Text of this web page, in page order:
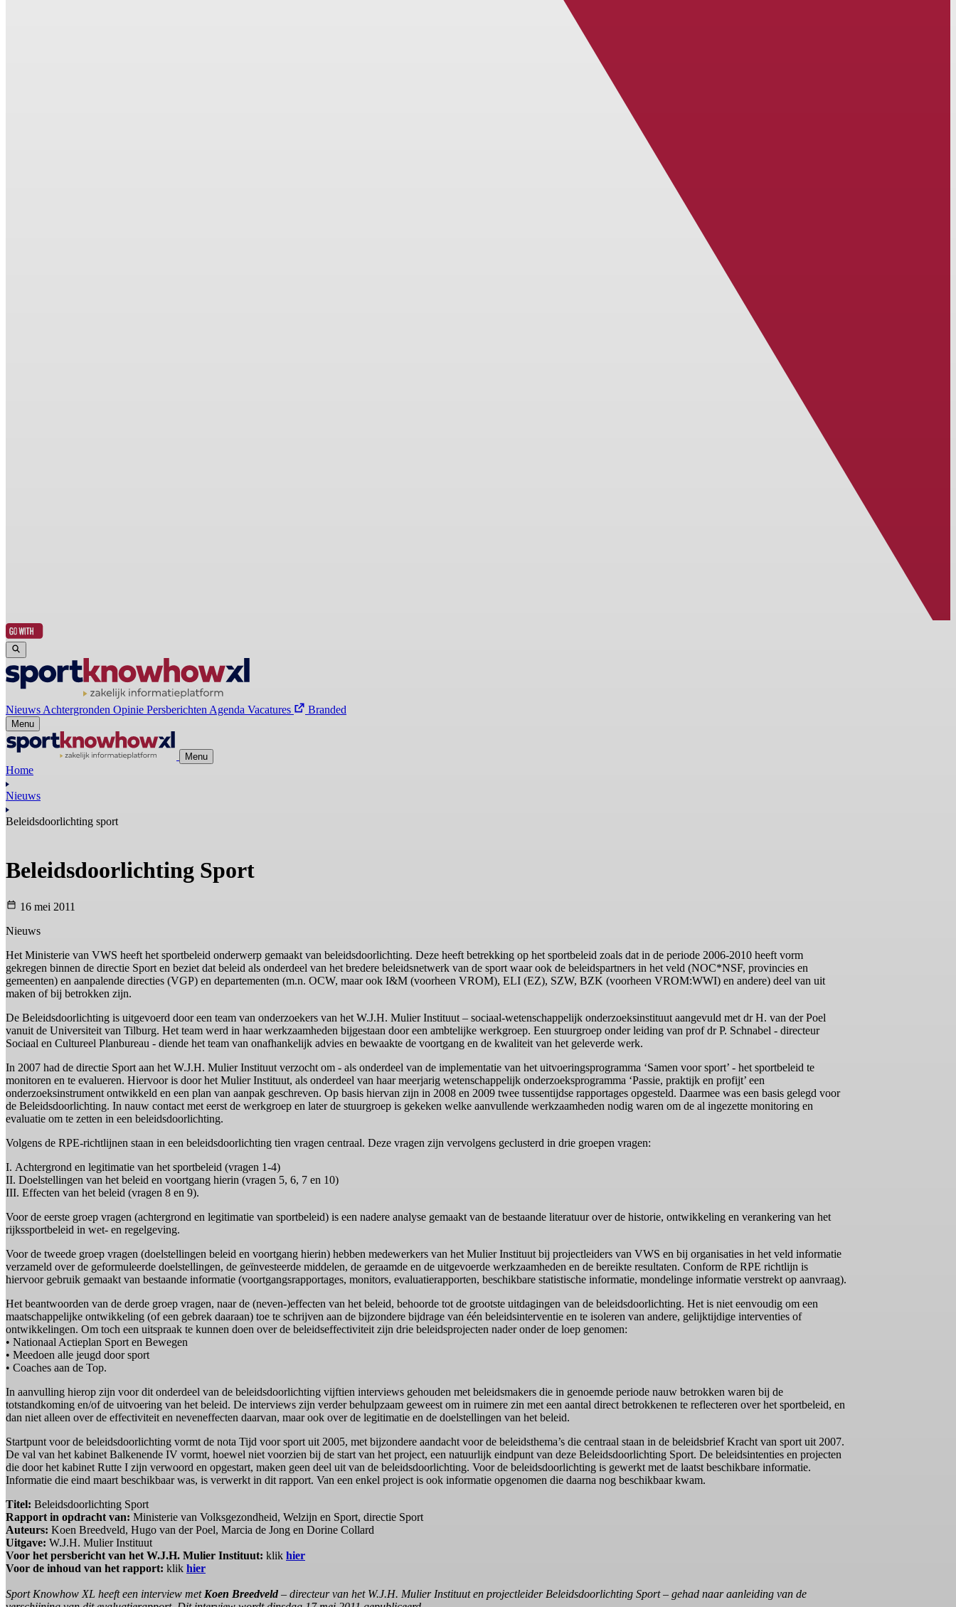
Nieuws Achtergronden Opinie Persberichten Agenda Vacatures Branded
Menu
Menu
Home
Nieuws
Beleidsdoorlichting sport
Beleidsdoorlichting Sport
16 mei 2011
Nieuws
Het Ministerie van VWS heeft het sportbeleid onderwerp gemaakt van beleidsdoorlichting. Deze heeft betrekking op het sportbeleid zoals dat in de periode 2006-2010 heeft vorm
gekregen binnen de directie Sport en beziet dat beleid als onderdeel van het bredere beleidsnetwerk van de sport waar ook de beleidspartners in het veld (NOC*NSF, provincies en
gemeenten) en aanpalende directies (VGP) en departementen (m.n. OCW, maar ook I&M (voorheen VROM), ELI (EZ), SZW, BZK (voorheen VROM:WWI) en andere) deel van uit
maken of bij betrokken zijn.
De Beleidsdoorlichting is uitgevoerd door een team van onderzoekers van het W.J.H. Mulier Instituut – sociaal-wetenschappelijk onderzoeksinstituut aangevuld met dr H. van der Poel
vanuit de Universiteit van Tilburg. Het team werd in haar werkzaamheden bijgestaan door een ambtelijke werkgroep. Een stuurgroep onder leiding van prof dr P. Schnabel - directeur
Sociaal en Cultureel Planbureau - diende het team van onafhankelijk advies en bewaakte de voortgang en de kwaliteit van het geleverde werk.
In 2007 had de directie Sport aan het W.J.H. Mulier Instituut verzocht om - als onderdeel van de implementatie van het uitvoeringsprogramma ‘Samen voor sport’ - het sportbeleid te
monitoren en te evalueren. Hiervoor is door het Mulier Instituut, als onderdeel van haar meerjarig wetenschappelijk onderzoeksprogramma ‘Passie, praktijk en profijt’ een
onderzoeksinstrument ontwikkeld en een plan van aanpak geschreven. Op basis hiervan zijn in 2008 en 2009 twee tussentijdse rapportages opgesteld. Daarmee was een basis gelegd voor
de Beleidsdoorlichting. In nauw contact met eerst de werkgroep en later de stuurgroep is gekeken welke aanvullende werkzaamheden nodig waren om de al ingezette monitoring en
evaluatie om te zetten in een beleidsdoorlichting.
Volgens de RPE-richtlijnen staan in een beleidsdoorlichting tien vragen centraal. Deze vragen zijn vervolgens geclusterd in drie groepen vragen:
I. Achtergrond en legitimatie van het sportbeleid (vragen 1-4)
II. Doelstellingen van het beleid en voortgang hierin (vragen 5, 6, 7 en 10)
III. Effecten van het beleid (vragen 8 en 9).
Voor de eerste groep vragen (achtergrond en legitimatie van sportbeleid) is een nadere analyse gemaakt van de bestaande literatuur over de historie, ontwikkeling en verankering van het
rijkssportbeleid in wet- en regelgeving.
Voor de tweede groep vragen (doelstellingen beleid en voortgang hierin) hebben medewerkers van het Mulier Instituut bij projectleiders van VWS en bij organisaties in het veld informatie
verzameld over de geformuleerde doelstellingen, de geïnvesteerde middelen, de geraamde en de uitgevoerde werkzaamheden en de bereikte resultaten. Conform de RPE richtlijn is
hiervoor gebruik gemaakt van bestaande informatie (voortgangsrapportages, monitors, evaluatierapporten, beschikbare statistische informatie, mondelinge informatie verstrekt op aanvraag).
Het beantwoorden van de derde groep vragen, naar de (neven-)effecten van het beleid, behoorde tot de grootste uitdagingen van de beleidsdoorlichting. Het is niet eenvoudig om een
maatschappelijke ontwikkeling (of een gebrek daaraan) toe te schrijven aan de bijzondere bijdrage van één beleidsinterventie en te isoleren van andere, gelijktijdige interventies of
ontwikkelingen. Om toch een uitspraak te kunnen doen over de beleidseffectiviteit zijn drie beleidsprojecten nader onder de loep genomen:
• Nationaal Actieplan Sport en Bewegen
• Meedoen alle jeugd door sport
• Coaches aan de Top.
In aanvulling hierop zijn voor dit onderdeel van de beleidsdoorlichting vijftien interviews gehouden met beleidsmakers die in genoemde periode nauw betrokken waren bij de
totstandkoming en/of de uitvoering van het beleid. De interviews zijn verder behulpzaam geweest om in ruimere zin met een aantal direct betrokkenen te reflecteren over het sportbeleid, en
dan niet alleen over de effectiviteit en neveneffecten daarvan, maar ook over de legitimatie en de doelstellingen van het beleid.
Startpunt voor de beleidsdoorlichting vormt de nota Tijd voor sport uit 2005, met bijzondere aandacht voor de beleidsthema’s die centraal staan in de beleidsbrief Kracht van sport uit 2007.
De val van het kabinet Balkenende IV vormt, hoewel niet voorzien bij de start van het project, een natuurlijk eindpunt van deze Beleidsdoorlichting Sport. De beleidsintenties en projecten
die door het kabinet Rutte I zijn verwoord en opgestart, maken geen deel uit van de beleidsdoorlichting. Voor de beleidsdoorlichting is gewerkt met de laatst beschikbare informatie.
Informatie die eind maart beschikbaar was, is verwerkt in dit rapport. Van een enkel project is ook informatie opgenomen die daarna nog beschikbaar kwam.
Titel: Beleidsdoorlichting Sport
Rapport in opdracht van: Ministerie van Volksgezondheid, Welzijn en Sport, directie Sport
Auteurs: Koen Breedveld, Hugo van der Poel, Marcia de Jong en Dorine Collard
Uitgave: W.J.H. Mulier Instituut
Voor het persbericht van het W.J.H. Mulier Instituut: klik hier
Voor de inhoud van het rapport: klik hier
Sport Knowhow XL heeft een interview met Koen Breedveld – directeur van het W.J.H. Mulier Instituut en projectleider Beleidsdoorlichting Sport – gehad naar aanleiding van de